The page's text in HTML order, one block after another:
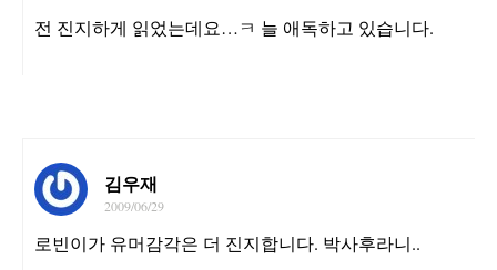
전 진지하게 읽었는데요…ㅋ 늘 애독하고 있습니다.
김우재
2009/06/29
로빈이가 유머감각은 더 진지합니다. 박사후라니..